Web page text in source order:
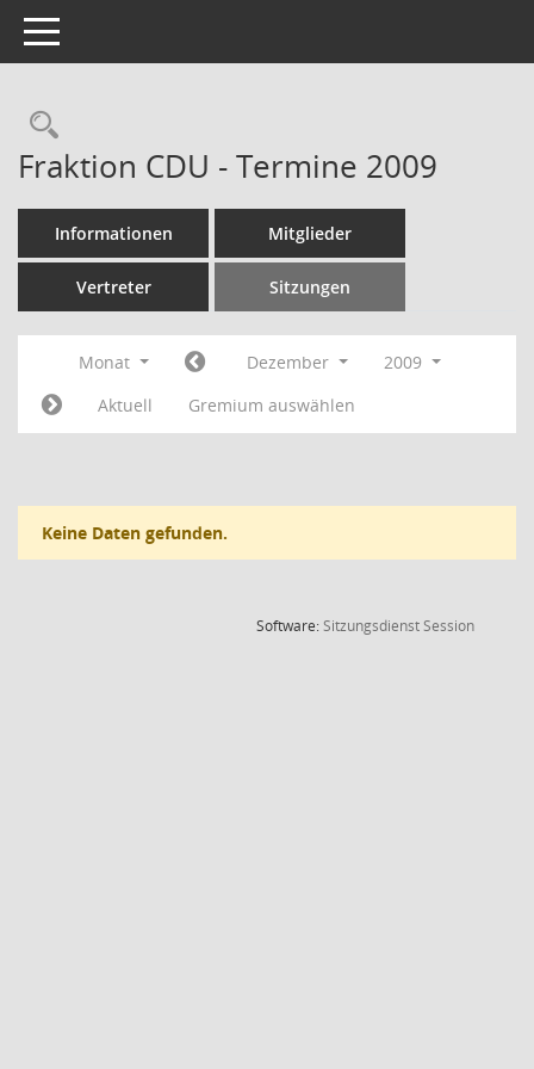
Toggle navigation
Rechercheauswahl
Fraktion CDU - Termine 2009
Informationen Mitglieder
Vertreter Sitzungen
Monat Dezember
2009
Aktuell
Gremium auswählen
Keine Daten gefunden.
Software:SitzungsdienstSession(Wird in